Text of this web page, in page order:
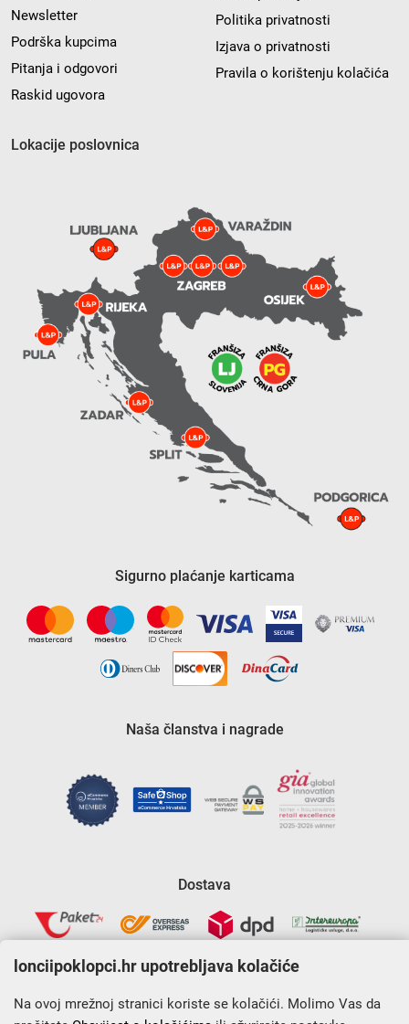
Newsletter
Podrška kupcima
Pitanja i odgovori
Raskid ugovora
Politika privatnosti
Izjava o privatnosti
Pravila o korištenju kolačića
Lokacije poslovnica
Sigurno plaćanje karticama
Naša članstva i nagrade
Dostava
lonciipoklopci.hr upotrebljava kolačiće
Na ovoj mrežnoj stranici koriste se kolačići. Molimo Vas da